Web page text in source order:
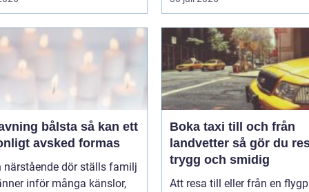
bålsta så kan ett
avsked formas
närstående dör ställs familj
inför många känslor,
Boka taxi till och från
landvetter så gör du resan
trygg och smidig
Att resa till eller från en